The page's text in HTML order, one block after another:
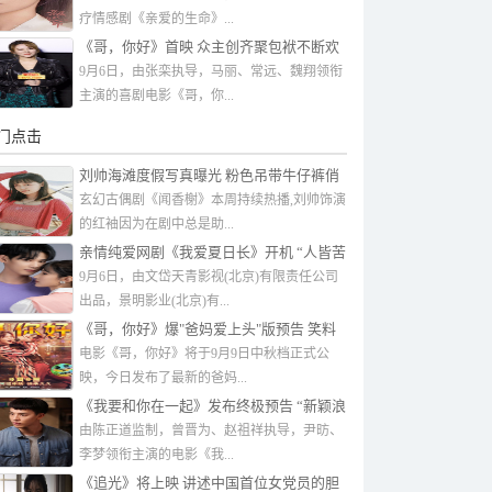
疗情感剧《亲爱的生命》...
《哥，你好》首映 众主创齐聚包袱不断欢
乐迎中秋
9月6日，由张栾执导，马丽、常远、魏翔领衔
主演的喜剧电影《哥，你...
点击
刘帅海滩度假写真曝光 粉色吊带牛仔裤俏
皮甜美
玄幻古偶剧《闻香榭》本周持续热播,刘帅饰演
的红袖因为在剧中总是助...
亲情纯爱网剧《我爱夏日长》开机 “人皆苦
炎热我爱夏日长”
9月6日，由文岱天青影视(北京)有限责任公司
出品，景明影业(北京)有...
《哥，你好》爆"爸妈爱上头"版预告 笑料
不断中秋必备快乐加倍
电影《哥，你好》将于9月9日中秋档正式公
映，今日发布了最新的爸妈...
《我要和你在一起》发布终极预告 “新颖浪
漫，爱有回音”引燃观众期待
由陈正道监制，曾晋为、赵祖祥执导，尹昉、
李梦领衔主演的电影《我...
《追光》将上映 讲述中国首位女党员的胆